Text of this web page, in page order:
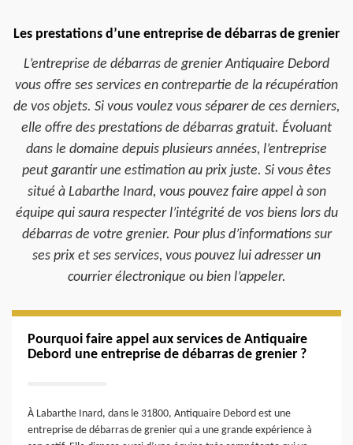
Les prestations d’une entreprise de débarras de grenier
L’entreprise de débarras de grenier Antiquaire Debord
vous offre ses services en contrepartie de la récupération
de vos objets. Si vous voulez vous séparer de ces derniers,
elle offre des prestations de débarras gratuit. Évoluant
dans le domaine depuis plusieurs années, l’entreprise
peut garantir une estimation au prix juste. Si vous êtes
situé à Labarthe Inard, vous pouvez faire appel à son
équipe qui saura respecter l’intégrité de vos biens lors du
débarras de votre grenier. Pour plus d’informations sur
ses prix et ses services, vous pouvez lui adresser un
courrier électronique ou bien l’appeler.
Pourquoi faire appel aux services de Antiquaire
Debord une entreprise de débarras de grenier ?
À Labarthe Inard, dans le 31800, Antiquaire Debord est une
entreprise de débarras de grenier qui a une grande expérience à